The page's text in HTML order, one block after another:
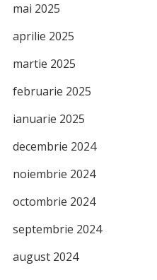
mai 2025
aprilie 2025
martie 2025
februarie 2025
ianuarie 2025
decembrie 2024
noiembrie 2024
octombrie 2024
septembrie 2024
august 2024